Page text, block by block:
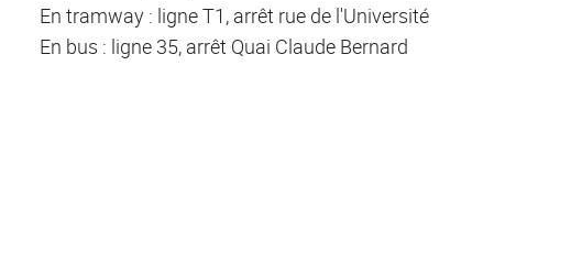
En tramway : ligne T1, arrêt rue de l'Université
En bus : ligne 35, arrêt Quai Claude Bernard